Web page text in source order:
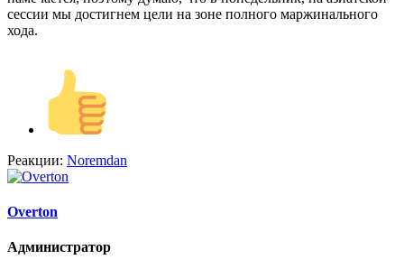
сессии мы достигнем цели на зоне полного маржинального
хода.
Реакции: Noremdan
Overton
Администратор